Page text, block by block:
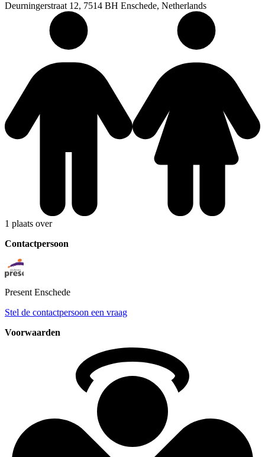
Deurningerstraat 12, 7514 BH Enschede, Netherlands
1 plaats over
Contactpersoon
Present Enschede
Stel de contactpersoon een vraag
Voorwaarden